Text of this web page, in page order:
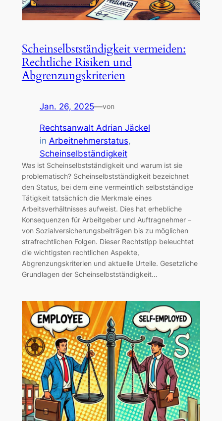
Scheinselbstständigkeit vermeiden:
Rechtliche Risiken und
Abgrenzungskriterien
Jan. 26, 2025—von
Rechtsanwalt Adrian Jäckel
in Arbeitnehmerstatus
Scheinselbständigkeit
Was ist Scheinselbstständigkeit und warum ist sie
problematisch? Scheinselbstständigkeit bezeichnet
den Status, bei dem eine vermeintlich selbstständige
Tätigkeit tatsächlich die Merkmale eines
Arbeitsverhältnisses aufweist. Dies hat erhebliche
Konsequenzen für Arbeitgeber und Auftragnehmer –
von Sozialversicherungsbeiträgen bis zu möglichen
strafrechtlichen Folgen. Dieser Rechtstipp beleuchtet
die wichtigsten rechtlichen Aspekte,
Abgrenzungskriterien und aktuelle Urteile. Gesetzliche
Grundlagen der Scheinselbstständigkeit…